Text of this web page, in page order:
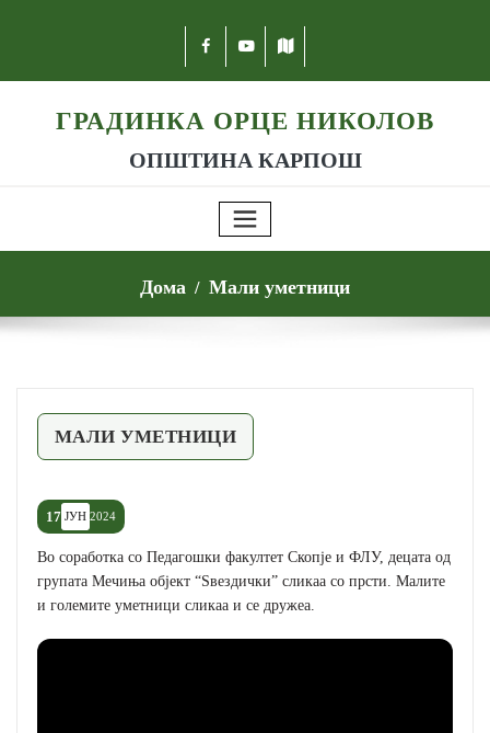
ГРАДИНКА ОРЦЕ НИКОЛОВ
ОПШТИНА КАРПОШ
Дома Мали уметници
МАЛИ УМЕТНИЦИ
17 ЈУН 2024
Во соработка со Педагошки факултет Скопје и ФЛУ, децата од
групата Мечиња објект “Ѕвездички” сликаа со прсти. Малите
и големите уметници сликаа и се дружеа.